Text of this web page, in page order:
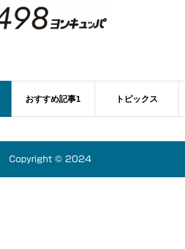
おすすめ記事1 トピックス
Copyright © 2024